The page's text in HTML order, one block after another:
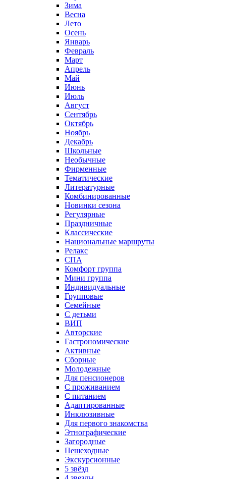
Зима
Весна
Лето
Осень
Январь
Февраль
Март
Апрель
Май
Июнь
Июль
Август
Сентябрь
Октябрь
Ноябрь
Декабрь
Школьные
Необычные
Фирменные
Тематические
Литературные
Комбинированные
Новинки сезона
Регулярные
Праздничные
Классические
Национальные маршруты
Релакс
СПА
Комфорт группа
Мини группа
Индивидуальные
Групповые
Семейные
С детьми
ВИП
Авторские
Гастрономические
Активные
Сборные
Молодежные
Для пенсионеров
С проживанием
С питанием
Адаптированные
Инклюзивные
Для первого знакомства
Этнографические
Загородные
Пешеходные
Экскурсионные
5 звёзд